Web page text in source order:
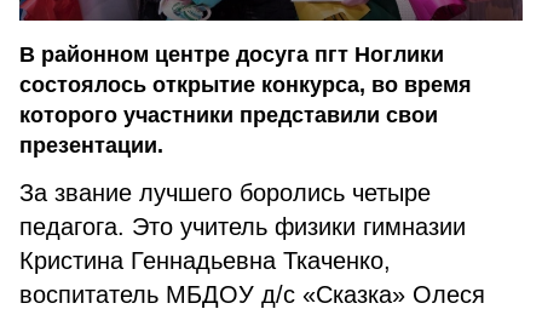
В районном центре досуга пгт Ноглики
состоялось открытие конкурса, во время
которого участники представили свои
презентации.
За звание лучшего боролись четыре
педагога. Это учитель физики гимназии
Кристина Геннадьевна Ткаченко,
воспитатель МБДОУ д/с «Сказка» Олеся